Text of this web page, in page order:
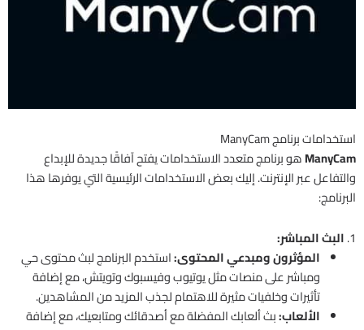
استخدامات برنامج ManyCam
ManyCamهو برنامج متعدد الاستخدامات يفتح آفاقًا جديدة للإبداع
والتفاعل عبر الإنترنت. إليك بعض الاستخدامات الرئيسية التي يوفرها هذا
البرنامج:
1. البث المباشر:
المؤثرون ومبدعي المحتوى:استخدم البرنامج لبث محتوى حي
ومباشر على منصات مثل يوتيوب وفيسبوك وتويتش، مع إضافة
تأثيرات وخلفيات مثيرة للاهتمام لجذب المزيد من المشاهدين.
الألعاب:بث ألعابك المفضلة مع أصدقائك ومتابعيك، مع إضافة